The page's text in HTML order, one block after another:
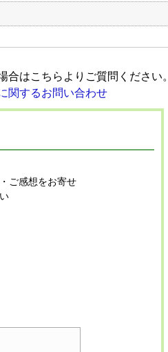
合はこちらよりご質問ください。
ご感想をお寄せ